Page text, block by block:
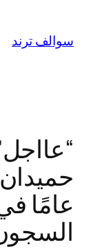
المحتوى
سوالف ترند
عامًا